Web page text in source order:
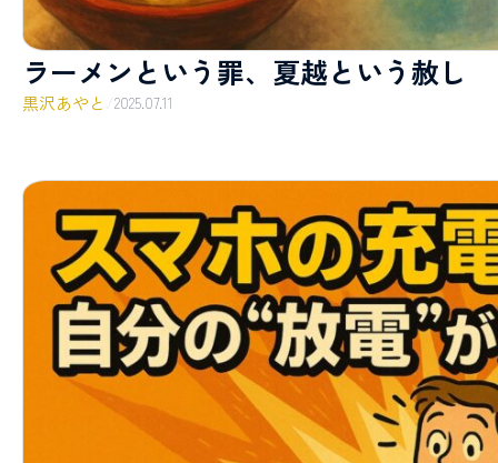
ラーメンという罪、夏越という赦し
黒沢あやと 2025.07.11